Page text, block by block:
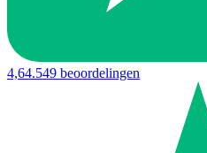
4,64.549 beoordelingen